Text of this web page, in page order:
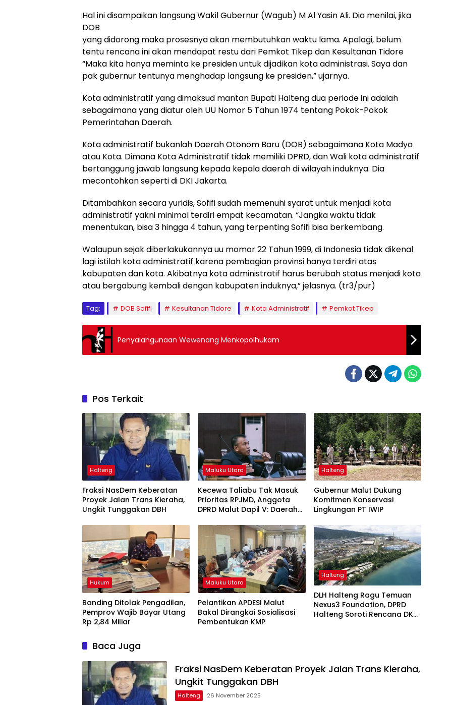
Hal ini disampaikan langsung Wakil Gubernur (Wagub) M Al Yasin Ali. Dia menilai, jika
DOB
yang didorong maka prosesnya akan membutuhkan waktu lama. Apalagi, belum
tentu rencana ini akan mendapat restu dari Pemkot Tikep dan Kesultanan Tidore
“Maka kita hanya meminta ke presiden untuk dijadikan kota administrasi. Saya dan
pak gubernur tentunya menghadap langsung ke presiden,” ujarnya.
Kota administratif yang dimaksud mantan Bupati Halteng dua periode ini adalah
sebagaimana yang diatur oleh UU Nomor 5 Tahun 1974 tentang Pokok-Pokok
Pemerintahan Daerah.
Kota administratif bukanlah Daerah Otonom Baru (DOB) sebagaimana Kota Madya
atau Kota. Dimana Kota Administratif tidak memiliki DPRD, dan Wali kota administratif
bertanggung jawab langsung kepada kepala daerah di wilayah induknya. Dia
mecontohkan seperti di DKI Jakarta.
Ditambahkan secara yuridis, Sofifi sudah memenuhi syarat untuk menjadi kota
administratif yakni minimal terdiri empat kecamatan. “Jangka waktu tidak
menentukan, bisa 3 hingga 4 tahun, yang terpenting Sofifi bisa berkembang.
Walaupun sejak diberlakukannya uu momor 22 Tahun 1999, di Indonesia tidak dikenal
lagi istilah kota administratif karena pembagian provinsi hanya terdiri atas
kabupaten dan kota. Akibatnya kota administratif harus berubah status menjadi kota
atau bergabung kembali dengan kabupaten induknya,” jelasnya. (tr3/pur)
Tag: DOB Sofifi Kesultanan Tidore Kota Administratif Pemkot Tikep
Penyalahgunaan Wewenang Menkopolhukam
Pos Terkait
Halteng
Fraksi NasDem Keberatan
Proyek Jalan Trans Kieraha,
Ungkit Tunggakan DBH
Maluku Utara
Kecewa Taliabu Tak Masuk
Prioritas RPJMD, Anggota
DPRD Malut Dapil V: Daerah
Halteng
Gubernur Malut Dukung
Komitmen Konservasi
Lingkungan PT IWIP
Hukum
Banding Ditolak Pengadilan,
Pemprov Wajib Bayar Utang
Rp 2,84 Miliar
Maluku Utara
Pelantikan APDESI Malut
Bakal Dirangkai Sosialisasi
Pembentukan KMP
Halteng
DLH Halteng Ragu Temuan
Nexus3 Foundation, DPRD
Halteng Soroti Rencana DKP
Baca Juga
Fraksi NasDem Keberatan Proyek Jalan Trans Kieraha,
Ungkit Tunggakan DBH
Halteng 26 November 2025